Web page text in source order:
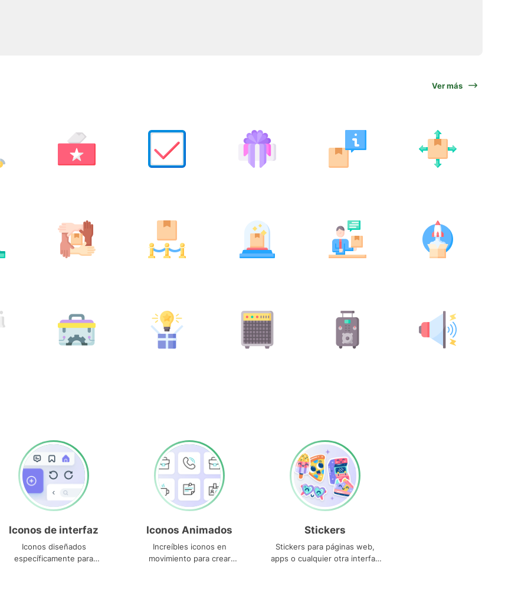
Ver más
Iconos de interfaz
Iconos diseñados
específicamente para
Iconos Animados
Increíbles iconos en
movimiento para crear
Stickers
Stickers para páginas web,
apps o cualquier otra interfaz